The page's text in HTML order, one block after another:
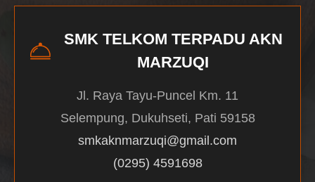
SMK TELKOM TERPADU AKN
MARZUQI
Jl. Raya Tayu-Puncel Km. 11
Selempung, Dukuhseti, Pati 59158
smkaknmarzuqi@gmail.com
(0295) 4591698